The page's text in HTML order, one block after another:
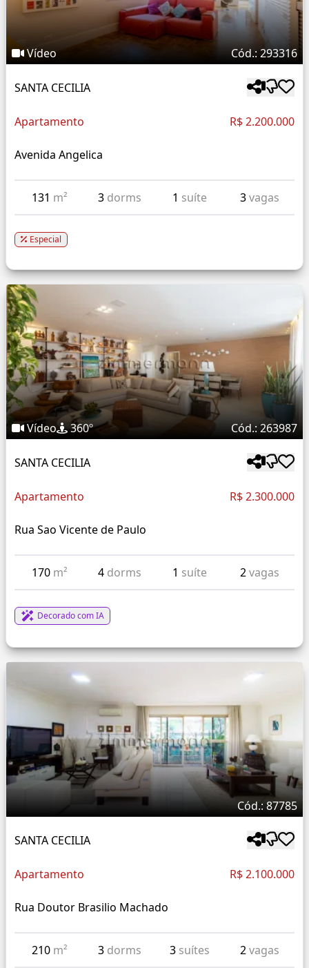
Vídeo Cód.: 293316
SANTA CECILIA
Apartamento R$ 2.200.000
Avenida Angelica
131 m² 3 dorms 1 suíte 3vagas
Especial
Vídeo 360º Cód.: 263987
SANTA CECILIA
Apartamento R$ 2.300.000
Rua Sao Vicente de Paulo
170 m² 4 dorms 1 suíte 2vagas
Decorado com IA
Cód.: 87785
SANTA CECILIA
Apartamento R$ 2.100.000
Rua Doutor Brasilio Machado
210 m² 3 dorms 3 suítes 2vagas